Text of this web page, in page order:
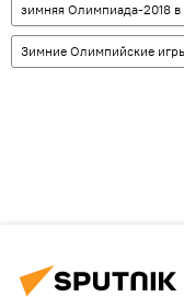
зимняя Олимпиада-2018 в
Зимние Олимпийские